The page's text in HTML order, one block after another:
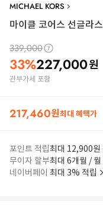
MICHAEL KORS
마이클 코어스 선글라
339,000
33%227,000원
관부가세 포함
217,460원최대 혜택가
포인트 적립최대 12,900원
무이자 할부최대 6개월 /
네이버페이 최대 3% 적립